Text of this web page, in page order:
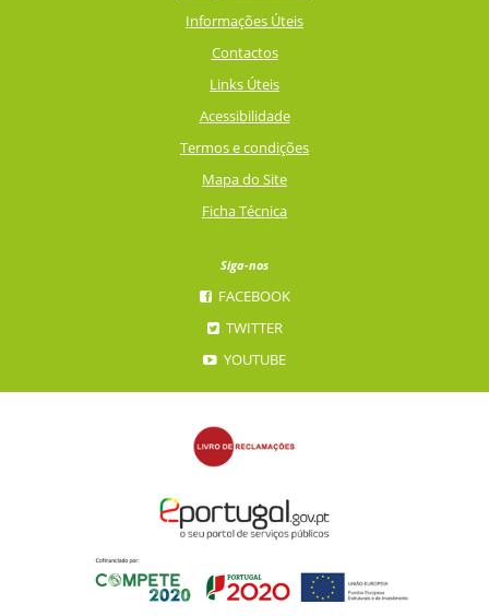
Informações Úteis
Contactos
Links Úteis
Acessibilidade
Termos e condições
Mapa do Site
Ficha Técnica
Siga-nos
FACEBOOK
TWITTER
YOUTUBE